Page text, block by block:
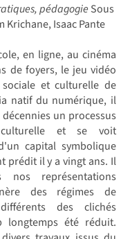
pédagogie Sous
Krichane, Isaac Pante
en ligne, au cinéma
de foyers, le jeu vidéo
et culturelle de
natif du numérique, il
un processus
et se voit
capital symbolique
prédit il y a vingt ans. Il
nos représentations
des régimes de
des clichés
été réduit.